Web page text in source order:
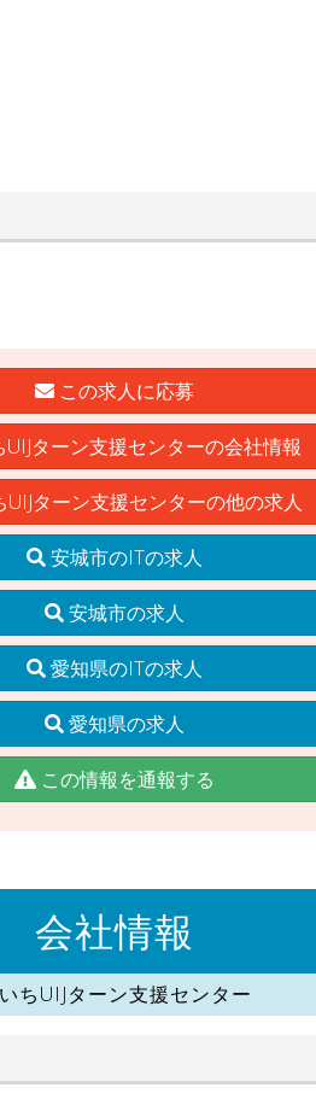
この求人に応募
UIJターン支援センターの会社情報
UIJターン支援センターの他の求人
安城市のITの求人
安城市の求人
愛知県のITの求人
愛知県の求人
この情報を通報する
会社情報
ちUIJターン支援センター